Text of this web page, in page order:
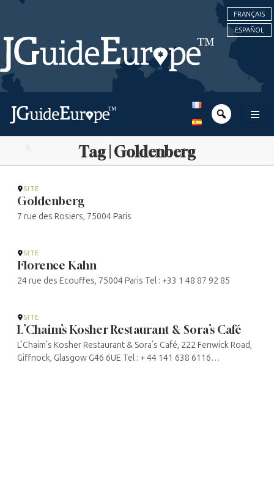
FRANÇAIS
ESPAÑOL
Tag | Goldenberg
SITE
Goldenberg
7 rue des Rosiers, 75004 Paris
SITE
Florence Kahn
24 rue des Ecouffes, 75004 Paris Tel : +33 1 48 87 92 85
SITE
L’Chaim’s Kosher Restaurant & Sora’s Café
L’Chaim’s Kosher Restaurant & Sora’s Café, 222 Fenwick Road,
Giffnock, Glasgow G46 6UE Tel : + 44 141 638 6116